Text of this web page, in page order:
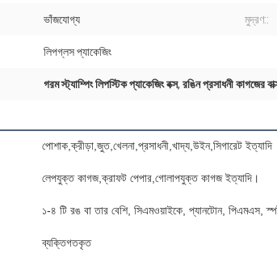
ভাঁজযোগ্য মুদ্রণ::
লিপগ্লস প্যাকেজিং
গরম স্ট্যাম্পিং লিপস্টিক প্যাকেজিং বক্স, রঙিন প্রসাধনী কাগজের
পোশাক,ক্রীড়া,জুত,খেলনা,প্রসাধনী,খাদ্য,উইন,সিগারেট ইত্যাদি
লেপযুক্ত কাগজ,ক্রাফট পেপার,গোলাপযুক্ত কাগজ ইত্যাদি।
১-৪ টি রঙ বা তার বেশি, সিএমওয়াইকে, প্যানটোন, পিএমএস,
ব্যক্তিগতকৃত